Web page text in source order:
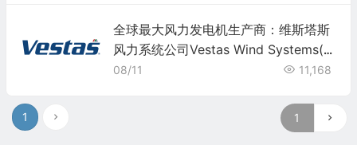
全球最大风力发电机生产商：维斯塔斯
风力系统公司Vestas Wind Systems(V
WDRY)
08/11 11,168
1